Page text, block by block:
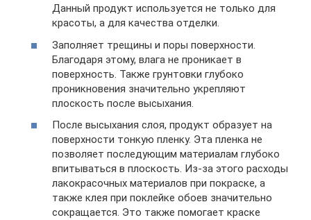
Данный продукт используется не только для
красоты, а для качества отделки.
Заполняет трещины и поры поверхности.
Благодаря этому, влага не проникает в
поверхность. Также грунтовки глубоко
проникновения значительно укрепляют
плоскость после высыхания.
После высыхания слоя, продукт образует на
поверхности тонкую пленку. Эта пленка не
позволяет последующим материалам глубоко
впитываться в плоскость. Из-за этого расходы
лакокрасочных материалов при покраске, а
также клея при поклейке обоев значительно
сокращается. Это также помогает краске